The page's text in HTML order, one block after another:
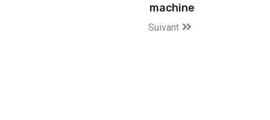
machine
Suivant